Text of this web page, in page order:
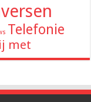
Telefonie
met